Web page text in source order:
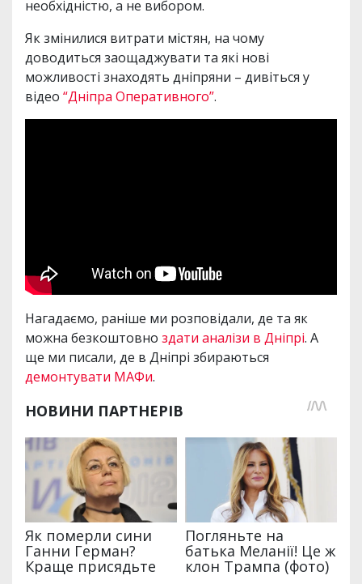
необхідністю, а не вибором.
Як змінилися витрати містян, на чому
доводиться заощаджувати та які нові
можливості знаходять дніпряни – дивіться у
відео “Дніпра Оперативного”.
Нагадаємо, раніше ми розповідали, де та як
можна безкоштовно здати аналізи в Дніпрі. А
ще ми писали, де в Дніпрі збираються
демонтувати МАФи.